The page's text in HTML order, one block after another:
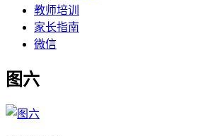
教师培训
家长指南
微信
图六